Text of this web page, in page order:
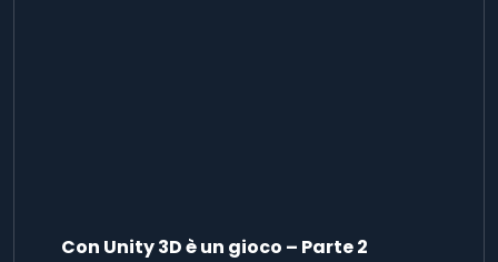
Con Unity 3D è un gioco – Parte 2